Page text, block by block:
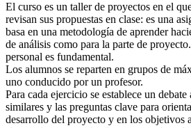
El curso es un taller de proyectos en el
revisan sus propuestas en clase: es una
basa en una metodología de aprender
de análisis como para la parte de
personal es fundamental.
Los alumnos se reparten en grupos de
uno conducido por un profesor.
Para cada ejercicio se establece un
similares y las preguntas clave para
desarrollo del proyecto y en los objetivos